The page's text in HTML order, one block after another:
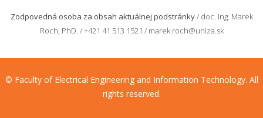
Zodpovedná osoba za obsah aktuálnej podstránky/ doc. Ing. Marek
Roch, PhD. / +421 41 513 1521 / marek.roch@uniza.sk
© Faculty of Electrical Engineering and Information Technology. All
rights reserved.